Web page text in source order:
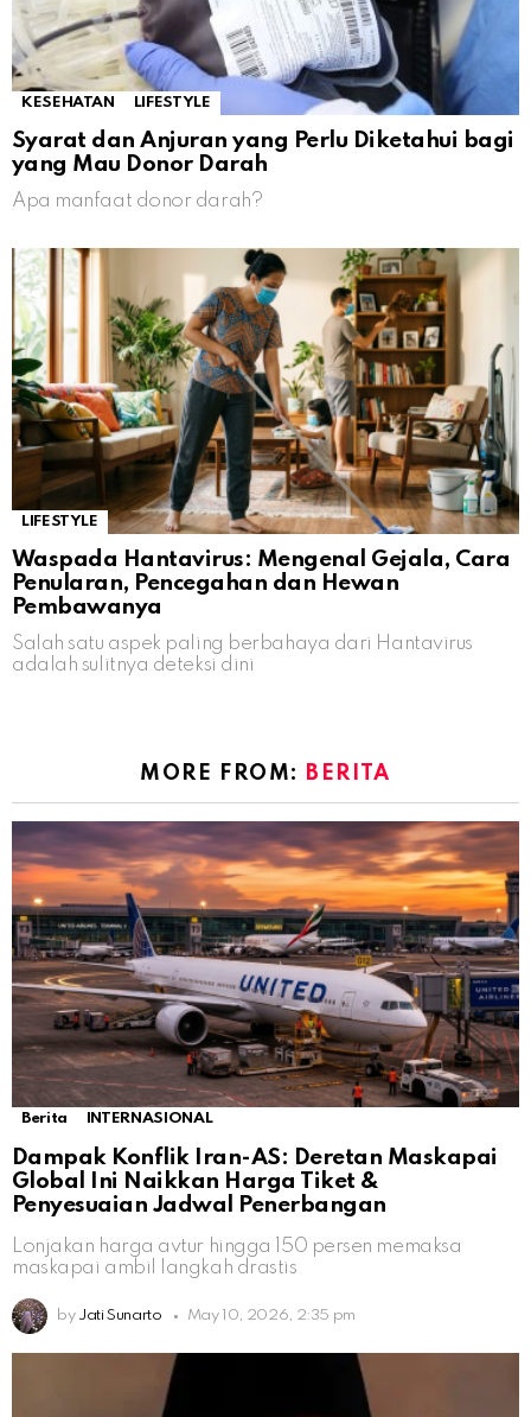
KESEHATAN LIFESTYLE
Syarat dan Anjuran yang Perlu Diketahui bagi
yang Mau Donor Darah
Apa manfaat donor darah?
LIFESTYLE
Waspada Hantavirus: Mengenal Gejala, Cara
Penularan, Pencegahan dan Hewan
Pembawanya
Salah satu aspek paling berbahaya dari Hantavirus
adalah sulitnya deteksi dini
MORE FROM: BERITA
Berita INTERNASIONAL
Dampak Konflik Iran-AS: Deretan Maskapai
Global Ini Naikkan Harga Tiket &
Penyesuaian Jadwal Penerbangan
Lonjakan harga avtur hingga 150 persen memaksa
maskapai ambil langkah drastis
by Jati Sunarto May 10, 2026, 2:35 pm